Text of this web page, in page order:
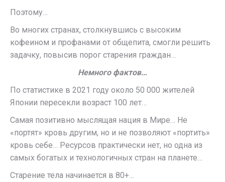
Поэтому…
Во многих странах, столкнувшись с высоким
кофеином и профанами от общепита, смогли решить
задачку, повысив порог старения граждан…
Немного фактов…
По статистике в 2021 году около 50 000 жителей
Японии пересекли возраст 100 лет…
Самая позитивно мыслящая нация в Мире… Не
«портят» кровь другим, но и не позволяют «портить»
кровь себе… Ресурсов практически нет, но одна из
самых богатых и технологичных стран на планете…
Старение тела начинается в 80+…